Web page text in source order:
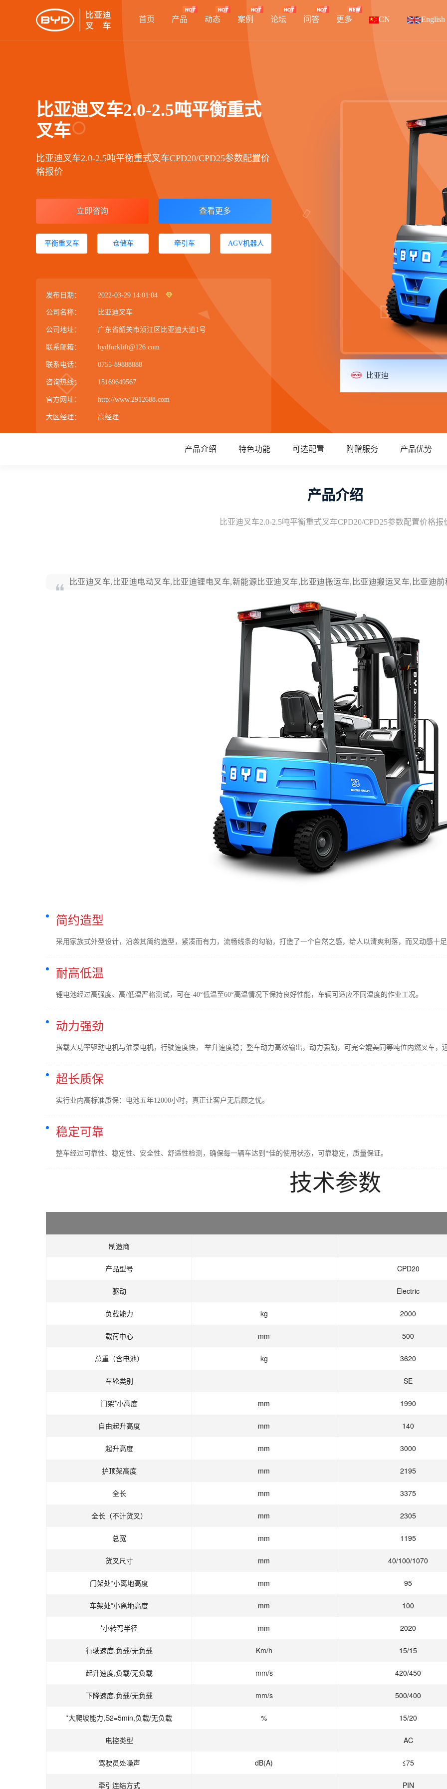
首页 产品 动态 案例 论坛 问答 更多 CN English
比亚迪叉车2.0-2.5吨平衡重式
叉车
比亚迪叉车2.0-2.5吨平衡重式叉车CPD20/CPD25参数配置价
格报价
立即咨询 查看更多
平衡重叉车 仓储车 牵引车 AGV机器人
发布日期： 2022-03-29 14:01:04
公司名称： 比亚迪叉车
公司地址： 广东省韶关市浈江区比亚迪大道1号
联系邮箱： bydforklift@126.com
联系电话： 0755-89888888
咨询热线： 15169649567
官方网址： http://www.2912688.com
大区经理： 高经理
比亚迪
产品介绍 特色功能 可选配置 附赠服务 产品优势
产品介绍
比亚迪叉车2.0-2.5吨平衡重式叉车CPD20/CPD25参数配置价格报
比亚迪叉车,比亚迪电动叉车,比亚迪锂电叉车,新能源比亚迪叉车,比亚迪搬运车,比亚迪搬运叉车,比亚迪
简约造型
采用家族式外型设计，沿袭其简约造型，紧凑而有力，流畅线条的勾勒，打造了一个自然之感，给人以清爽利落，而又动感十足
耐高低温
锂电池经过高强度、高/低温严格测试，可在-40°低温至60°高温情况下保持良好性能，车辆可适应不同温度的作业工况。
动力强劲
搭载大功率驱动电机与油泵电机，行驶速度快， 举升速度稳；整车动力高效输出，动力强劲，可完全媲美同等吨位内燃叉车，
超长质保
实行业内高标准质保：电池五年12000小时，真正让客户无后顾之忧。
稳定可靠
整车经过可靠性、稳定性、安全性、舒适性检测，确保每一辆车达到*佳的使用状态，可靠稳定，质量保证。
技术参数
制造商
产品型号 CPD20
驱动 Electric
负载能力 kg 2000
载荷中心 mm 500
总重（含电池） kg 3620
车轮类别 SE
门架*小高度 mm 1990
自由起升高度 mm 140
起升高度 mm 3000
护顶架高度 mm 2195
全长 mm 3375
全长（不计货叉） mm 2305
总宽 mm 1195
货叉尺寸 mm 40/100/1070
门架处*小离地高度 mm 95
车架处*小离地高度 mm 100
*小转弯半径 mm 2020
行驶速度,负载/无负载 Km/h 15/15
起升速度,负载/无负载 mm/s 420/450
下降速度,负载/无负载 mm/s 500/400
*大爬坡能力,S2=5min,负载/无负载 % 15/20
电控类型 AC
驾驶员处噪声 dB(A) ≤75
牵引连结方式 PIN